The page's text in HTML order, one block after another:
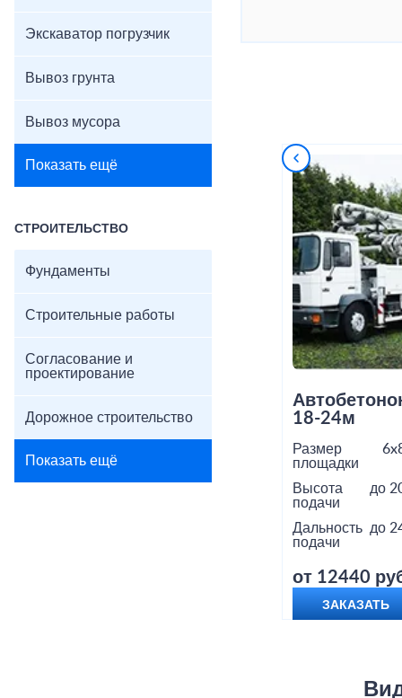
Экскаватор погрузчик
Вывоз грунта
Вывоз мусора
Показать ещё
СТРОИТЕЛЬСТВО
Фундаменты
Строительные работы
Согласование и
проектирование
Дорожное строительство
Показать ещё
18-24м
Размер
площадки
Высота
подачи
до
Дальность
подачи
до
от 12440
ЗАКАЗАТЬ